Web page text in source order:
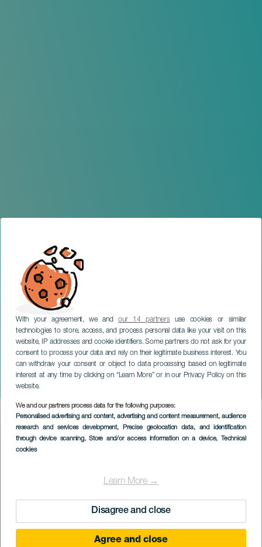
With your agreement, we andour 14 partnersuse cookies or similar
technologies to store, access, and process personal data like your visit on this
website, IP addresses and cookie identifiers. Some partners do not ask for your
consent to process your data and rely on their legitimate business interest. You
can withdraw your consent or object to data processing based on legitimate
interest at any time by clicking on “Learn More” or in our Privacy Policy on this
website.
We and our partners process data for the following purposes:
Personalised advertising and content, advertising and content measurement, audience
research and services development, Precise geolocation data, and identification
through device scanning, Store and/or access information on a device, Technical
cookies
Learn More →
Disagree and close
Agree and close
Héctor Alterio: "Egy kis
történet"
TENERIFE
Imagen
Listado